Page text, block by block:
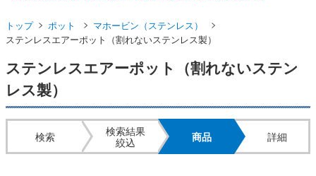
トップ ポット
マホービン（ステンレス）
ステンレスエアーポット（割れないステンレス製）
ステンレスエアーポット（割れないステン
レス製）
検索
検索結果
絞込
商品 詳細